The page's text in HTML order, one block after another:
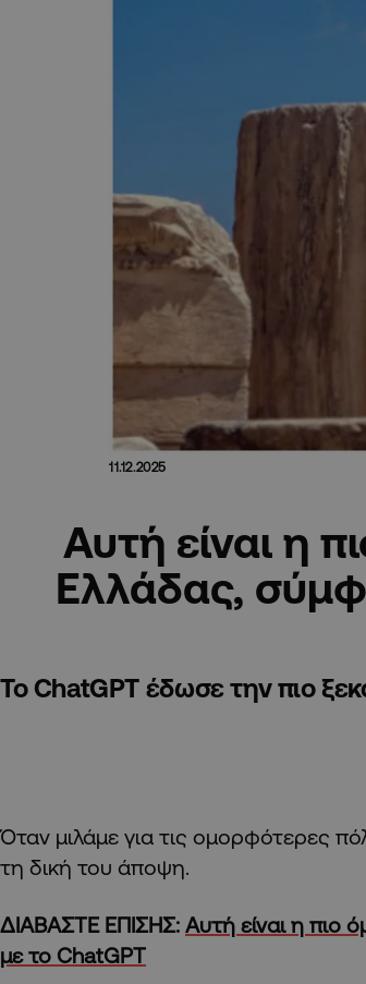
11.12.2025
Αυτή είναι η
Ελλάδας,
Το ChatGPT έδωσε την πιο
Όταν μιλάμε για τις ομορφότερες
τη δική του άποψη.
ΔΙΑΒΑΣΤΕ ΕΠΙΣΗΣ: Αυτή είναι η
με το ChatGPT